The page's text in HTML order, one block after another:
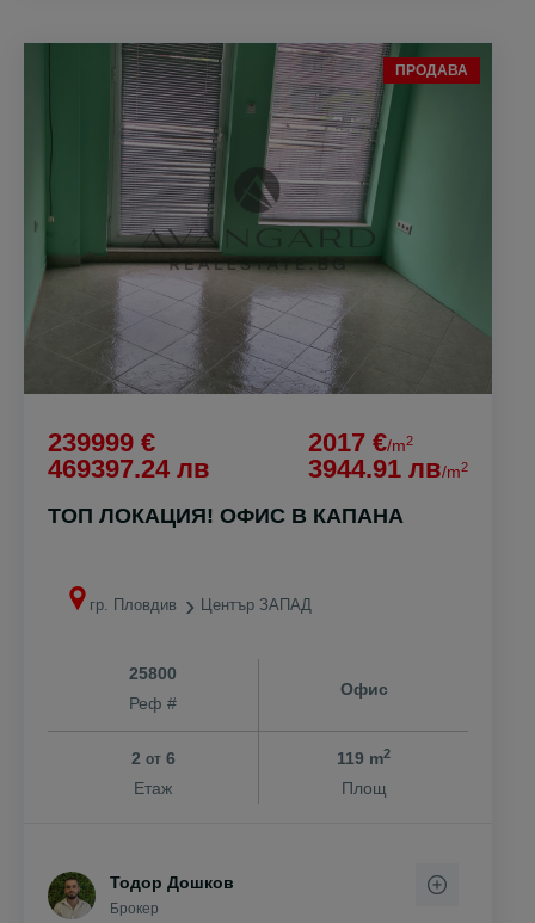
ПРОДАВА
239999 €
469397.24 лв
2017 €/m2
3944.91 лв/m2
ТОП ЛОКАЦИЯ! ОФИС В КАПАНА
гр. Пловдив Център ЗАПАД
25800
Реф #
Офис
2 от6
Етаж
119 m2
Площ
Тодор Дошков
Брокер